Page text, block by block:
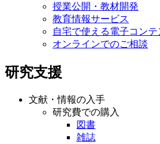
授業公開・教材開発
教育情報サービス
自宅で使える電子コンテ
オンラインでのご相談
研究支援
文献・情報の入手
研究費での購入
図書
雑誌